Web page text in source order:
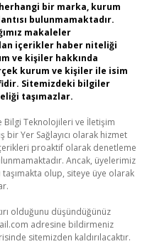
bir marka, kurum
bulunmamaktadır.
makaleler
içerikler haber niteliği
ve kişiler hakkında
kurum ve kişiler ile isim
Sitemizdeki bilgiler
taşımazlar.
Bilgi Teknolojileri ve İletişim
bir Yer Sağlayıcı olarak hizmet
proaktif olarak denetleme
Ancak, üyelerimiz
olup, siteye üye olarak
olduğunu düşündüğünüz
adresine bildirmeniz
sitemizden kaldırılacaktır.